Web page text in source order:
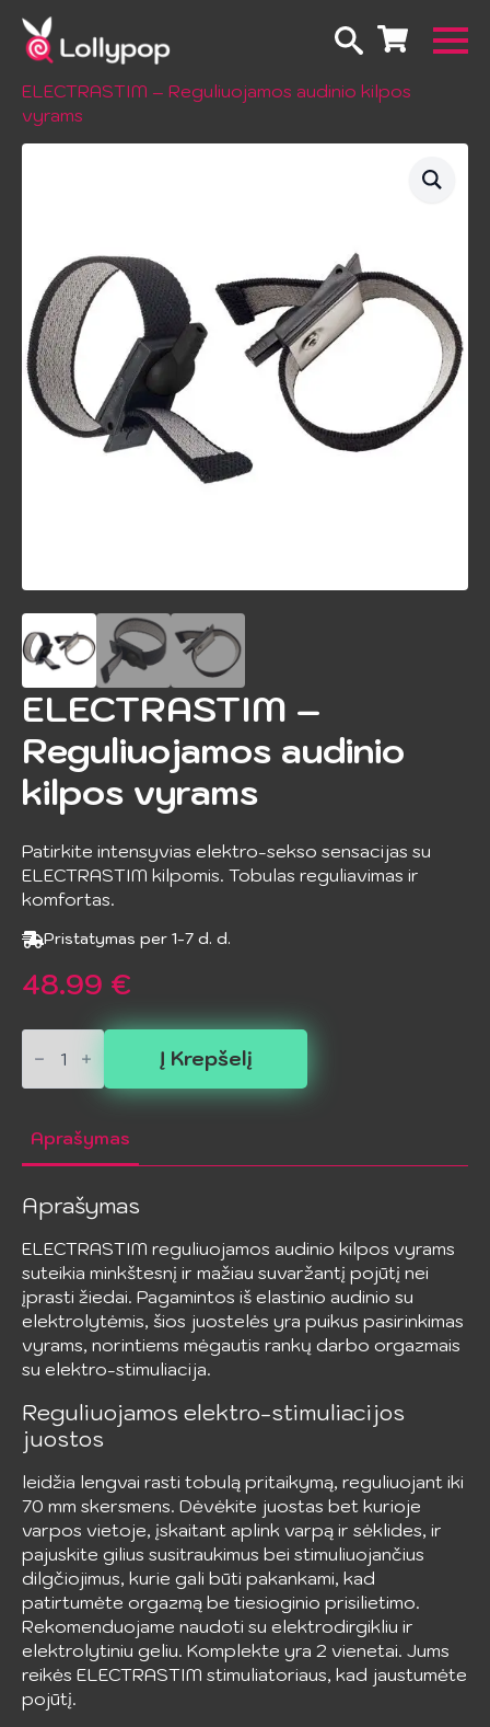
Pradžia Erotiniai žailsai
ELECTRASTIM – Reguliuojamos audinio kilpos
vyrams
ELECTRASTIM –
Reguliuojamos audinio
kilpos vyrams
Patirkite intensyvias elektro-sekso sensacijas su
ELECTRASTIM kilpomis. Tobulas reguliavimas ir
komfortas.
Pristatymas per 1-7 d. d.
48.99 €
produkto
kiekis:
ELECTRASTIM
-
Reguliuojamos
kilpos
vyrams
Į Krepšelį
Aprašymas
Aprašymas
ELECTRASTIM reguliuojamos audinio kilpos vyrams
suteikia minkštesnį ir mažiau suvaržantį pojūtį nei
įprasti žiedai. Pagamintos iš elastinio audinio su
elektrolytėmis, šios juostelės yra puikus pasirinkimas
vyrams, norintiems mėgautis rankų darbo orgazmais
su elektro-stimuliacija.
Reguliuojamos elektro-stimuliacijos
juostos
leidžia lengvai rasti tobulą pritaikymą, reguliuojant iki
70 mm skersmens. Dėvėkite juostas bet kurioje
varpos vietoje, įskaitant aplink varpą ir sėklides, ir
pajuskite gilius susitraukimus bei stimuliuojančius
dilgčiojimus, kurie gali būti pakankami, kad
patirtumėte orgazmą be tiesioginio prisilietimo.
Rekomenduojame naudoti su elektrodirgikliu ir
elektrolytiniu geliu. Komplekte yra 2 vienetai. Jums
reikės ELECTRASTIM stimuliatoriaus, kad jaustumėte
pojūtį.